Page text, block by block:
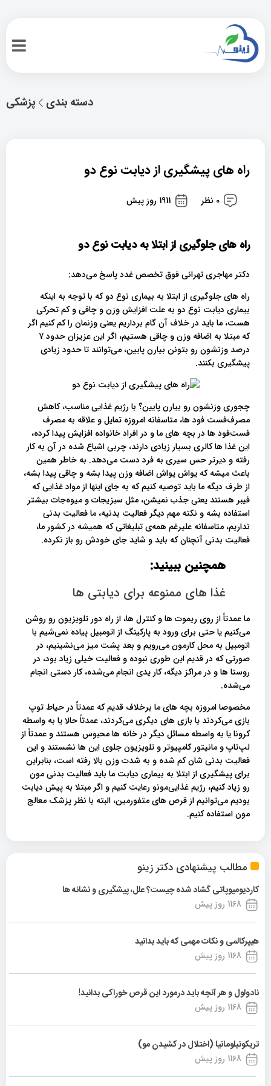
پزشکی دسته بندی
مطالب پیشنهادی دکتر زینو
کاردیومیوپاتی گشاد شده چیست؟ علل، پیشگیری و نشانه ها
1168 روز پیش
هیپرکالمی و نکات مهمی که باید بدانید
1168 روز پیش
نادولول و هر آنچه باید درمورد این قرص خوراکی بدانید!
1168 روز پیش
تریکوتیلومانیا (اختلال در کشیدن مو)
1168 روز پیش
راه های پیشگیری از دیابت نوع دو
0 نظر 1911 روز پیش
راه های جلوگیری از ابتلا به دیابت نوع دو
دکتر مهاجری تهرانی فوق تخصص غدد پاسخ می‌دهد:
راه های جلوگیری از ابتلا به بیماری نوع دو که با توجه به اینکه
بیماری دیابت نوع دو به علت افزایش وزن و چاقی و کم تحرکی
هست، ما باید در خلاف آن گام برداریم یعنی وزنمان را کم کنیم اگر
که مبتلا به اضافه وزن و چاقی هستیم، اگر این عزیزان حدود ۷
درصد وزنشون رو بتونن بیارن پایین، می‌توانند تا حدود زیادی
پیشگیری بکنند.
چجوری وزنشون رو بیارن پایین؟ با رژیم غذایی مناسب، کاهش
مصرف‌فست فود ها، متاسفانه امروزه تمایل و علاقه به مصرف
فست‌فود ها در بچه‌ های ما و در افراد خانواده افزایش پیدا کرده،
این غذا ها کالری بسیار زیادی دارند، چربی اشباع شده در آن به کار
رفته و دیرتر حس سیری به فرد دست می‌دهد. به خاطر همین
باعث میشه که یواش یواش اضافه وزن پیدا بشه و چاقی پیدا بشه،
از طرف دیگه ما باید توصیه کنیم که به جای اینها از مواد غذایی که
فیبر هستند یعنی جذب نمیشن، مثل سبزیجات و میوه‌جات بیشتر
استفاده بشه و نکته مهم دیگر فعالیت بدنیه، ما فعالیت بدنی
نداریم، متاسفانه علیرغم همه‌ی تبلیغاتی که همیشه در کشور ما،
فعالیت بدنی آنچنان که باید و شاید جای خودش رو باز نکرده.
همچنین ببینید:
غذا های ممنوعه برای دیابتی ها
ما عمدتاً از روی ریموت ها و کنترل ها، از راه دور تلویزیون رو روشن
می‌کنیم یا حتی برای ورود به پارکینگ از اتومبیل پیاده نمی‌شیم با
اتومبیل به محل کارمون می‌رویم و بعد پشت میز می‌نشینیم، در
صورتی که در قدیم این طوری نبوده و فعالیت خیلی زیاد بود، در
روستا ها و در مراکز دیگه، کار یدی انجام می‌شده، کار دستی انجام
می‌شده.
مخصوصا امروزه بچه‌ های ما برخلاف قدیم که عمدتاً در حیاط توپ
بازی می‌کردند یا بازی‌ های دیگری می‌کردند، عمدتاً حالا یا به واسطه
کرونا یا به واسطه مسائل دیگر در خانه ها محبوس هستند و عمدتاً از
لپ‌تاپ و مانیتور کامپیوتر و تلویزیون جلوی این ها نشستند و این
فعالیت بدنی شان کم شده و به شدت وزن بالا رفته است، بنابراین
برای پیشگیری از ابتلا به بیماری دیابت ما باید فعالیت بدنی مون
رو زیاد کنیم، رژیم غذایی‌مونو رعایت کنیم و اگر مبتلا به پیش دیابت
بودیم می‌توانیم از قرص های متفورمین، البته با نظر پزشک معالج‌
مون استفاده کنیم.